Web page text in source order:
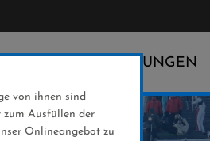
VERANSTALTUNGEN
von ihnen sind
zum Ausfüllen der
Onlineangebot zu